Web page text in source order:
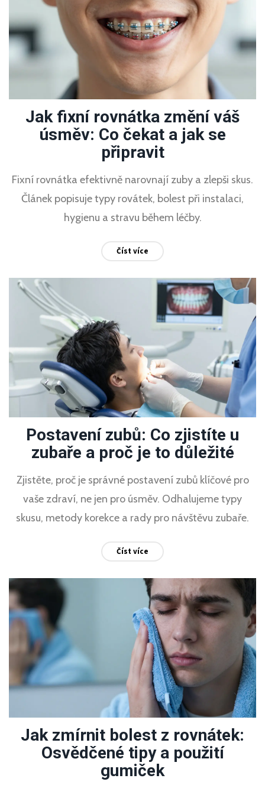
Jak fixní rovnátka změní váš
úsměv: Co čekat a jak se
připravit
Fixní rovnátka efektivně narovnají zuby a zlepši skus.
Článek popisuje typy rovátek, bolest při instalaci,
hygienu a stravu během léčby.
Číst více
Postavení zubů: Co zjistíte u
zubaře a proč je to důležité
Zjistěte, proč je správné postavení zubů klíčové pro
vaše zdraví, ne jen pro úsměv. Odhalujeme typy
skusu, metody korekce a rady pro návštěvu zubaře.
Číst více
Jak zmírnit bolest z rovnátek:
Osvědčené tipy a použití
gumiček